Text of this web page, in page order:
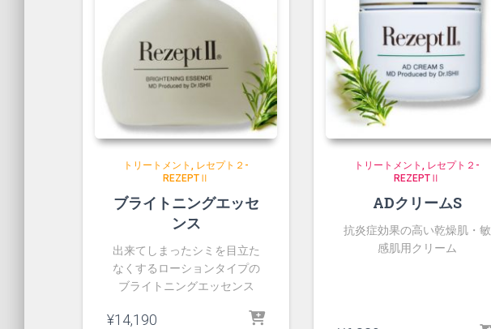
トリートメント
レセプト２-
REZEPTⅡ
ブライトニングエッセ
ンス
出来てしまったシミを目立た
なくするローションタイプの
ブライトニングエッセンス
¥14,190
トリートメント
レセプト２-
REZEPTⅡ
ADクリームS
抗炎症効果の高い乾燥肌・敏
感肌用クリーム